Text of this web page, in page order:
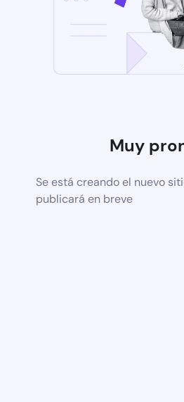
Muy
Se está creando el nuevo
publicará en breve